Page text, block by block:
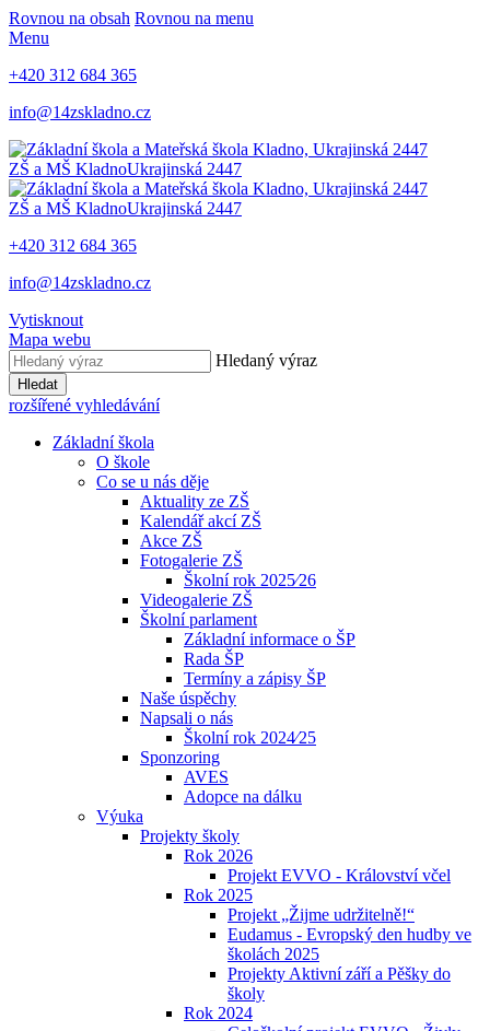
Rovnou na obsah Rovnou na menu
Menu
+420 312 684 365
info@14zskladno.cz
ZŠ a MŠ KladnoUkrajinská 2447
ZŠ a MŠ KladnoUkrajinská 2447
+420 312 684 365
info@14zskladno.cz
Vytisknout
Mapa webu
Hledaný výraz
Hledat
rozšířené vyhledávání
Základní škola
O škole
Co se u nás děje
Aktuality ze ZŠ
Kalendář akcí ZŠ
Akce ZŠ
Fotogalerie ZŠ
Školní rok 2025⁄26
Videogalerie ZŠ
Školní parlament
Základní informace o ŠP
Rada ŠP
Termíny a zápisy ŠP
Naše úspěchy
Napsali o nás
Školní rok 2024⁄25
Sponzoring
AVES
Adopce na dálku
Výuka
Projekty školy
Rok 2026
Projekt EVVO - Království včel
Rok 2025
Projekt „Žijme udržitelně!“
Eudamus - Evropský den hudby ve
školách 2025
Projekty Aktivní září a Pěšky do
školy
Rok 2024